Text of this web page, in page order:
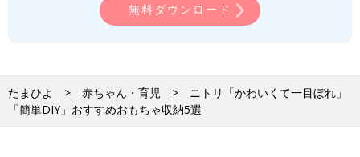
無料ダウンロード
たまひよ 赤ちゃん・育児
ニトリ「かわいくて一目ぼれ」
「簡単DIY」おすすめおもちゃ収納5選